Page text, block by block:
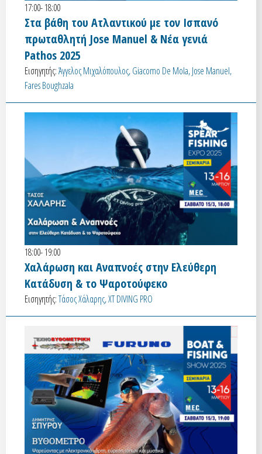
17:00- 18:00
Στα βάθη του Ατλαντικού με τον Ισπανό
πρωταθλητή Jose Manuel & Νέα γενιά
Pathos 2025
Εισηγητής:Άγγελος Μιχαλόπουλος, Giacomo De Mola, Jose Manuel,
Fares Boughzala
18:00- 19:00
Χαλάρωση και Αναπνοές στην Ελεύθερη
Κατάδυση & το Ψαροτούφεκο
Εισηγητής:Τάσος Χάλαρης, XT DIVING PRO